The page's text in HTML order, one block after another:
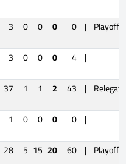
3 0 0 0 0 | Playoffs
3 0 0 0 4 |
37 1 1 2 43 |
1 0 0 0 0 |
28 5 15 20 60 | Playoffs